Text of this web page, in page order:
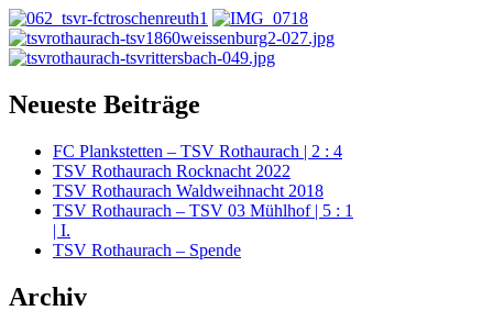
Neueste Beiträge
FC Plankstetten – TSV Rothaurach | 2 : 4
TSV Rothaurach Rocknacht 2022
TSV Rothaurach Waldweihnacht 2018
TSV Rothaurach – TSV 03 Mühlhof | 5 : 1
| I.
TSV Rothaurach – Spende
Archiv